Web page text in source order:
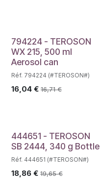
794224 - TEROSON
WX 215, 500 ml
Aerosol can
Réf. 794224 (#TEROSON#)
16,04 € 16,71€
444651 - TEROSON
SB 2444, 340 g Bottle
Réf. 444651 (#TEROSON#)
18,86 € 19,65€